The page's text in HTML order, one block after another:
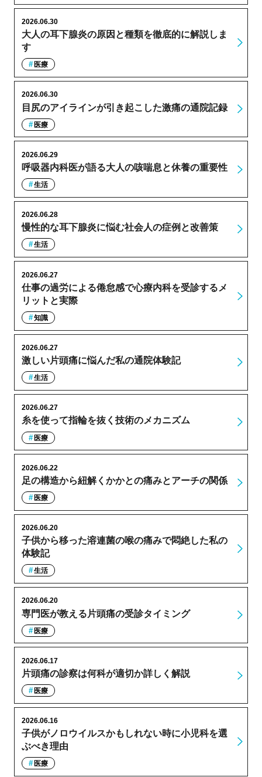
大人の耳下腺炎の原因と種類を徹底的に解説しま
す
2026.06.30
医療
目尻のアイラインが引き起こした激痛の通院記録
2026.06.30
医療
呼吸器内科医が語る大人の咳喘息と休養の重要性
2026.06.29
生活
慢性的な耳下腺炎に悩む社会人の症例と改善策
2026.06.28
生活
仕事の過労による倦怠感で心療内科を受診するメ
リットと実際
2026.06.27
知識
激しい片頭痛に悩んだ私の通院体験記
2026.06.27
生活
糸を使って指輪を抜く技術のメカニズム
2026.06.27
医療
足の構造から紐解くかかとの痛みとアーチの関係
2026.06.22
医療
子供から移った溶連菌の喉の痛みで悶絶した私の
体験記
2026.06.20
生活
専門医が教える片頭痛の受診タイミング
2026.06.20
医療
片頭痛の診察は何科が適切か詳しく解説
2026.06.17
医療
子供がノロウイルスかもしれない時に小児科を選
ぶべき理由
2026.06.16
医療